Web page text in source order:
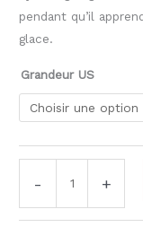
pendant qu’il
glace.
Grandeur US
- +